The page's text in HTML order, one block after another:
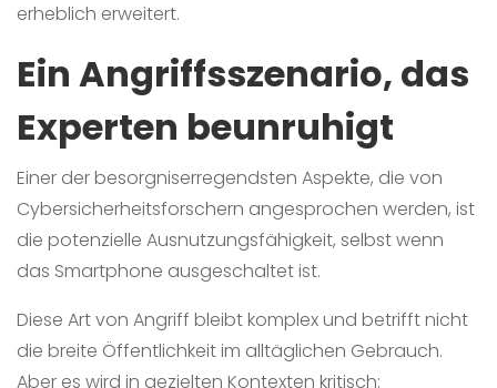
erheblich erweitert.
Ein Angriffsszenario, das
Experten beunruhigt
Einer der besorgniserregendsten Aspekte, die von
Cybersicherheitsforschern angesprochen werden, ist
die potenzielle Ausnutzungsfähigkeit, selbst wenn
das Smartphone ausgeschaltet ist.
Diese Art von Angriff bleibt komplex und betrifft nicht
die breite Öffentlichkeit im alltäglichen Gebrauch.
Aber es wird in gezielten Kontexten kritisch: